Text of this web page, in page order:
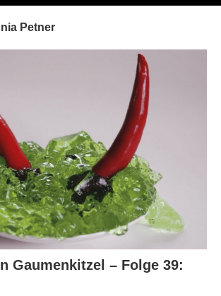
Petner
Gaumenkitzel – Folge 39: